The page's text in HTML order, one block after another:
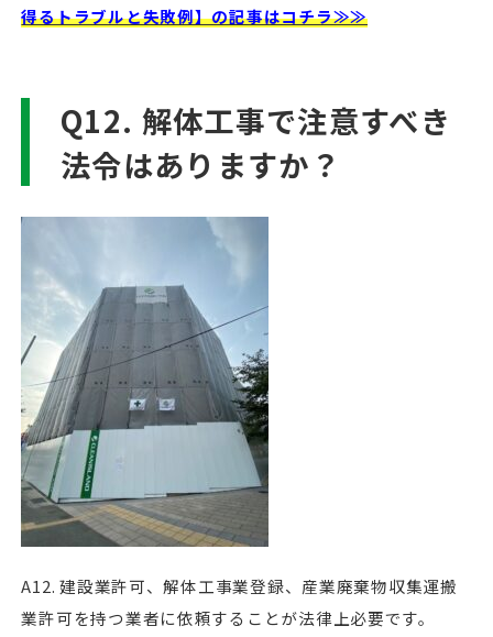
得るトラブルと失敗例】の記事はコチラ≫≫
Q12. 解体工事で注意すべき
法令はありますか？
A12. 建設業許可、解体工事業登録、産業廃棄物収集運搬
業許可を持つ業者に依頼することが法律上必要です。